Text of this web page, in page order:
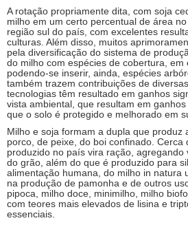
A rotação propriamente dita, com soja
milho em um certo percentual de área
região sul do país, com excelentes
culturas. Além disso, muitos
pela diversificação do sistema de
do milho com espécies de cobertura, em
podendo-se inserir, ainda, espécies
também trazem contribuições de
tecnologias têm resultado em ganhos
vista ambiental, que resultam em
que o solo é protegido e melhorado em
Milho e soja formam a dupla que produz
porco, de peixe, do boi confinado. Cerca
produzido no país vira ração, agregando
do grão, além do que é produzido para
alimentação humana, do milho in natura
na produção de pamonha e de outros
pipoca, milho doce, minimilho, milho
com teores mais elevados de lisina e
essenciais.